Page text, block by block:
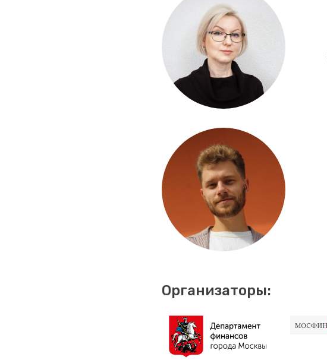
Организаторы: